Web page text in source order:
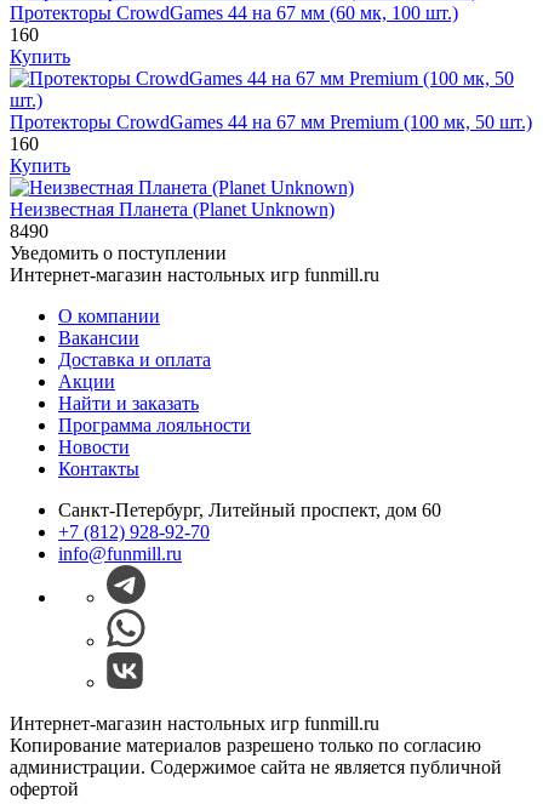
Протекторы CrowdGames 44 на 67 мм (60 мк, 100 шт.)
160
Купить
Протекторы CrowdGames 44 на 67 мм Premium (100 мк, 50 шт.)
160
Купить
Неизвестная Планета (Planet Unknown)
8490
Уведомить о поступлении
Интернет-магазин настольных игр funmill.ru
О компании
Вакансии
Доставка и оплата
Акции
Найти и заказать
Программа лояльности
Новости
Контакты
Санкт-Петербург, Литейный проспект, дом 60
+7 (812) 928-92-70
info@funmill.ru
Интернет-магазин настольных игр funmill.ru
Копирование материалов разрешено только по согласию
администрации. Содержимое сайта не является публичной
офертой